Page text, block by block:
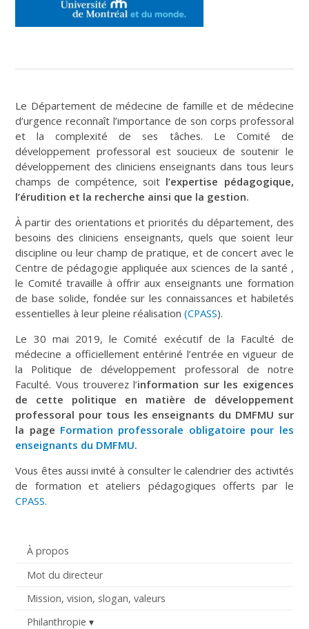
À propos
Mot du directeur
Mission, vision, slogan, valeurs
Philanthropie
Le Département de médecine de famille et de médecine
d’urgence reconnaît l’importance de son corps professoral
et la complexité de ses tâches. Le Comité de
développement professoral est soucieux de soutenir le
développement des cliniciens enseignants dans tous leurs
champs de compétence, soit l’expertise pédagogique,
l’érudition et la recherche ainsi que la gestion.
À partir des orientations et priorités du département, des
besoins des cliniciens enseignants, quels que soient leur
discipline ou leur champ de pratique, et de concert avec le
Centre de pédagogie appliquée aux sciences de la santé ,
le Comité travaille à offrir aux enseignants une formation
de base solide, fondée sur les connaissances et habiletés
essentielles à leur pleine réalisation (CPASS).
Le 30 mai 2019, le Comité exécutif de la Faculté de
médecine a officiellement entériné l’entrée en vigueur de
la Politique de développement professoral de notre
Faculté. Vous trouverez l’information sur les exigences
de cette politique en matière de développement
professoral pour tous les enseignants du DMFMU sur
la page Formation professorale obligatoire pour les
enseignants du DMFMU.
Vous êtes aussi invité à consulter le calendrier des activités
de formation et ateliers pédagogiques offerts par le
CPASS.